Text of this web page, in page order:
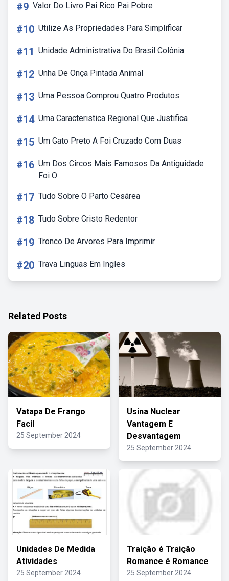
#9 Valor Do Livro Pai Rico Pai Pobre
#10 Utilize As Propriedades Para Simplificar
#11 Unidade Administrativa Do Brasil Colônia
#12 Unha De Onça Pintada Animal
#13 Uma Pessoa Comprou Quatro Produtos
#14 Uma Caracteristica Regional Que Justifica
#15 Um Gato Preto A Foi Cruzado Com Duas
#16 Um Dos Circos Mais Famosos Da Antiguidade
Foi O
#17 Tudo Sobre O Parto Cesárea
#18 Tudo Sobre Cristo Redentor
#19 Tronco De Arvores Para Imprimir
#20 Trava Linguas Em Ingles
Related Posts
Vatapa De Frango
Facil
25 September 2024
Usina Nuclear
Vantagem E
Desvantagem
25 September 2024
Unidades De Medida
Atividades
25 September 2024
Traição é Traição
Romance é Romance
25 September 2024